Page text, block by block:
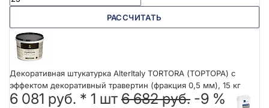
РАССЧИТАТЬ
Декоративная штукатурка AlterItaly TORTORA (ТОРТОРА) с
эффектом декоративный травертин (фракция 0,5 мм), 15 кг
6 081 руб. * 1 шт 6 682 руб. -9 %